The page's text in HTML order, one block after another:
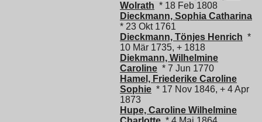
Wolrath * 18 Feb 1808
Dieckmann, Sophia Catharina
* 23 Okt 1761
Dieckmann, Tönjes Henrich *
10 Mär 1735, + 1818
Diekmann, Wilhelmine
Caroline * 7 Jun 1770
Hamel, Friederike Caroline
Sophie * 17 Nov 1846, + 4 Apr
1873
Hupe, Caroline Wilhelmine